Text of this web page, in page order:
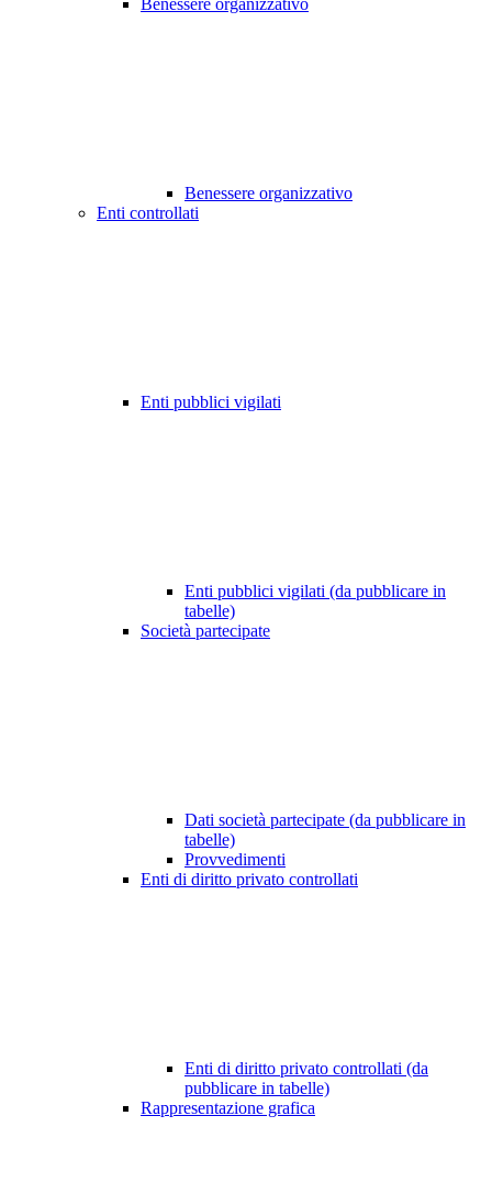
Benessere organizzativo
Benessere organizzativo
Enti controllati
Enti pubblici vigilati
Enti pubblici vigilati (da pubblicare in
tabelle)
Società partecipate
Dati società partecipate (da pubblicare in
tabelle)
Provvedimenti
Enti di diritto privato controllati
Enti di diritto privato controllati (da
pubblicare in tabelle)
Rappresentazione grafica